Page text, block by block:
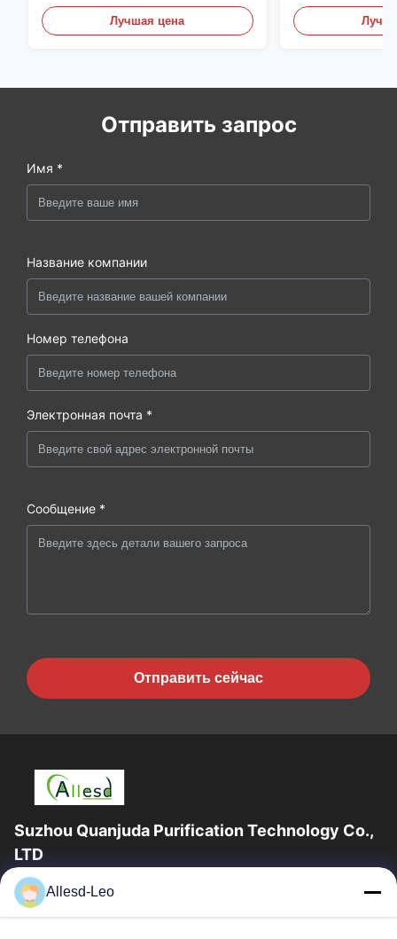
Лучшая цена
Отправить запрос
Имя *
Название компании
Номер телефона
Электронная почта *
Сообщение *
Отправить сейчас
Suzhou Quanjuda Purification Technology Co.,
LTD
опыт 16years, как ведущие изготовитель и экспортер ESD &
продуктов чистой комнаты, мы предлагаем полную
Allesd-Leo